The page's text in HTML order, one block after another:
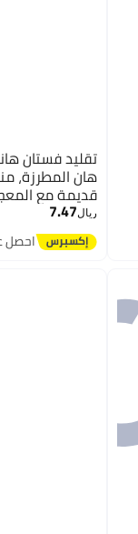
تقليد فستان
هان المطرزة،
قديمة مع
القديم
ريال7.47
احصل